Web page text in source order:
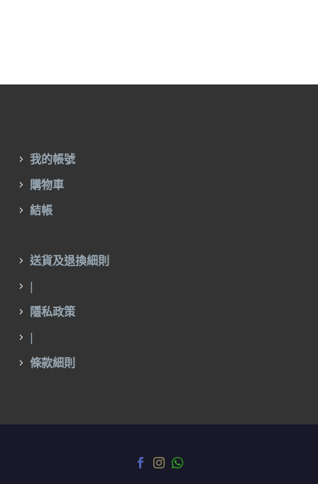
我的帳號
購物車
結帳
送貨及退換細則
|
隱私政策
|
條款細則